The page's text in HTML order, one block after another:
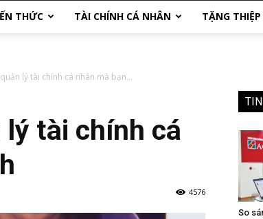
THỨC TÀI CHÍNH CÁ NHÂN TẶNG THIỆP
lý tài chính cá nhân mà bạn...
tài chính cá
4576
So